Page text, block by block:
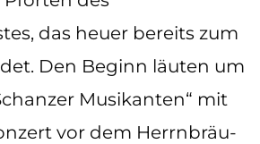
das heuer bereits zum
Den Beginn läuten um
Musikanten“ mit
vor dem Herrnbräu-